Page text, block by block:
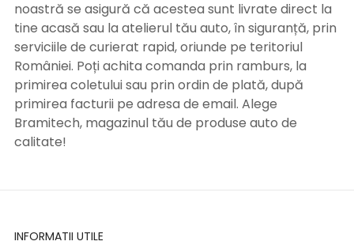
noastră se asigură că acestea sunt livrate direct la
tine acasă sau la atelierul tău auto, în siguranță, prin
serviciile de curierat rapid, oriunde pe teritoriul
României. Poți achita comanda prin ramburs, la
primirea coletului sau prin ordin de plată, după
primirea facturii pe adresa de email. Alege
Bramitech, magazinul tău de produse auto de
calitate!
INFORMATII UTILE